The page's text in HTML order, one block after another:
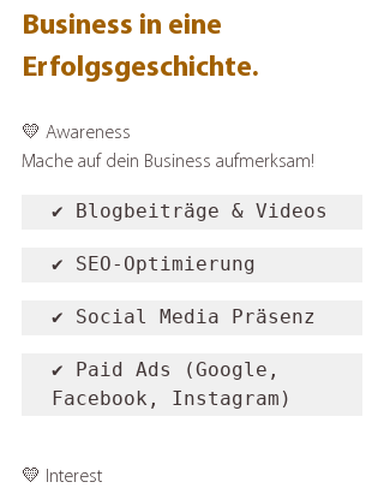
Business in eine
Erfolgsgeschichte.
💛 Awareness
Mache auf dein Business aufmerksam!
✔️ Blogbeiträge & Videos
✔️ SEO-Optimierung
✔️ Social Media Präsenz
✔️ Paid Ads (Google,
Facebook, Instagram)
💛 Interest